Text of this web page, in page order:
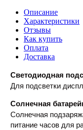
Описание
Характеристики
Отзывы
Как купить
Оплата
Доставка
Светодиодная
Для подсветки
Солнечная
Солнечная
питание часов для